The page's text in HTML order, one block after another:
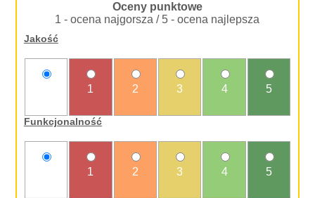
Oceny punktowe
1 - ocena najgorsza / 5 - ocena najlepsza
Jakość
1 2 3 4 5
Funkcjonalność
1 2 3 4 5